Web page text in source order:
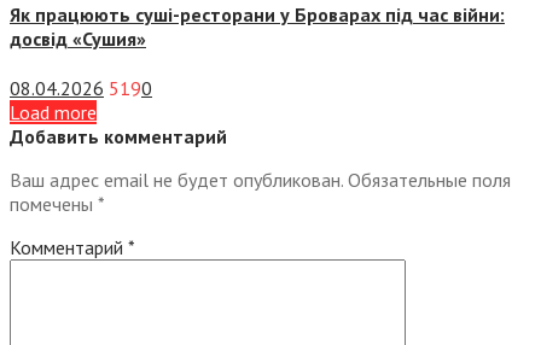
Як працюють суші-ресторани у Броварах під час війни:
досвід «Сушия»
08.04.2026 5190
Load more
Добавить комментарий
Ваш адрес email не будет опубликован. Обязательные поля
помечены *
Комментарий *